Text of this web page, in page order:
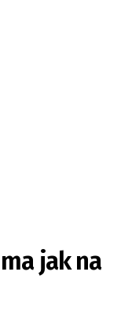
jak na